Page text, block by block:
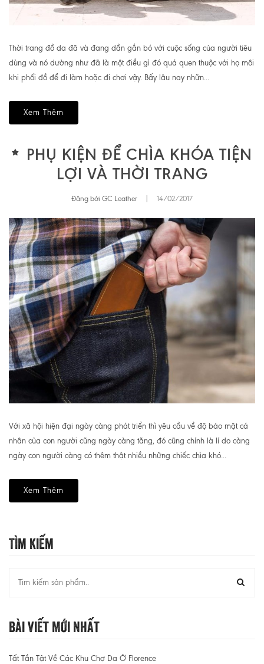
Thời trang đồ da đã và đang dần gắn bó với cuộc sống của người tiêu
dùng và nó dường như đã là một điều gì đó quá quen thuộc với họ môi
khi phối đồ để đi làm hoặc đi chơi vậy. Bấy lâu nay nhữn...
Xem Thêm
PHỤ KIỆN ĐỂ CHÌA KHÓA TIỆN
LỢI VÀ THỜI TRANG
Đăng bởi GC Leather 14/02/2017
Với xã hội hiện đại ngày càng phát triển thì yêu cầu về độ bảo mật cá
nhân của con người cũng ngày càng tăng, đó cũng chính là lí do càng
ngày con người càng có thêm thật nhiều những chiếc chìa khó...
Xem Thêm
Tìm Kiếm
Bài Viết Mới Nhất
Tất Tần Tật Về Các Khu Chợ Da Ở Florence